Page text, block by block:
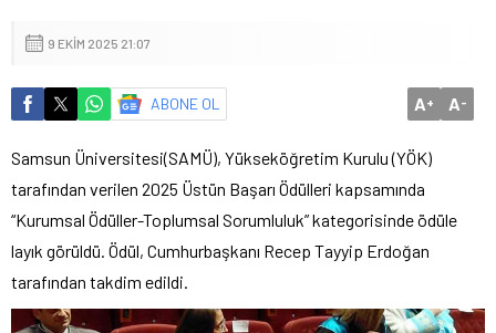
9 EKIM 2025 21:07
ABONE OL A+ A-
Samsun Üniversitesi(SAMÜ), Yükseköğretim Kurulu (YÖK)
tarafından verilen 2025 Üstün Başarı Ödülleri kapsamında
“Kurumsal Ödüller-Toplumsal Sorumluluk” kategorisinde ödüle
layık görüldü. Ödül, Cumhurbaşkanı Recep Tayyip Erdoğan
tarafından takdim edildi.